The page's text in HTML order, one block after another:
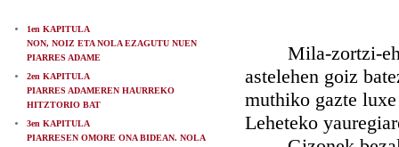
1en KAPITULA
NON, NOIZ ETA NOLA EZAGUTU NUEN
PIARRES ADAME
2en KAPITULA
PIARRES ADAMEREN HAURREKO
HITZTORIO BAT
3en KAPITULA
PIARRESEN OMORE ONA BIDEAN. NOLA
Mila-zortzi-
astelehen goiz
muthiko gazte
Leheteko